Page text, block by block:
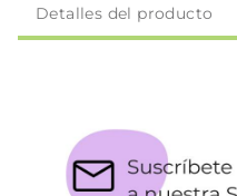
Detalles del producto